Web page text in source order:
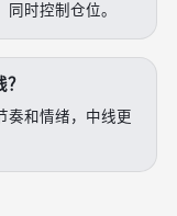
时控制仓位。
奏和情绪，中线更